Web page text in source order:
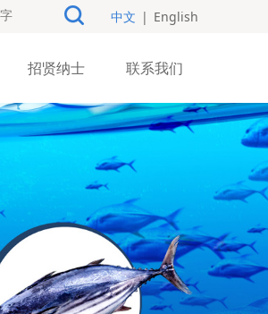
中文 | English
招贤纳士 联系我们